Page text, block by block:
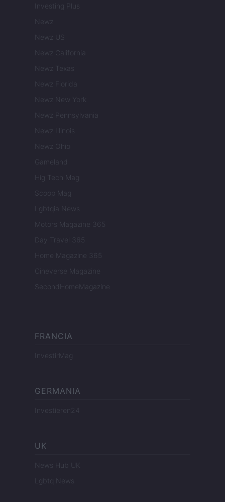
Investing Plus
Newz
Newz US
Newz California
Newz Texas
Newz Florida
Newz New York
Newz Pennsylvania
Newz Illinois
Newz Ohio
Gameland
Hig Tech Mag
Scoop Mag
Lgbtqia News
Motors Magazine 365
Day Travel 365
Home Magazine 365
Cineverse Magazine
SecondHomeMagazine
FRANCIA
InvestirMag
GERMANIA
Investieren24
UK
News Hub UK
Lgbtq News